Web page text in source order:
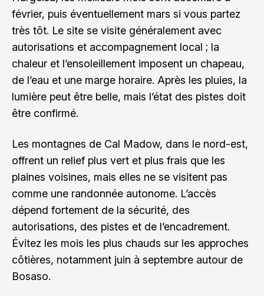
février, puis éventuellement mars si vous partez
très tôt. Le site se visite généralement avec
autorisations et accompagnement local ; la
chaleur et l’ensoleillement imposent un chapeau,
de l’eau et une marge horaire. Après les pluies, la
lumière peut être belle, mais l’état des pistes doit
être confirmé.
Les montagnes de Cal Madow, dans le nord-est,
offrent un relief plus vert et plus frais que les
plaines voisines, mais elles ne se visitent pas
comme une randonnée autonome. L’accès
dépend fortement de la sécurité, des
autorisations, des pistes et de l’encadrement.
Évitez les mois les plus chauds sur les approches
côtières, notamment juin à septembre autour de
Bosaso.